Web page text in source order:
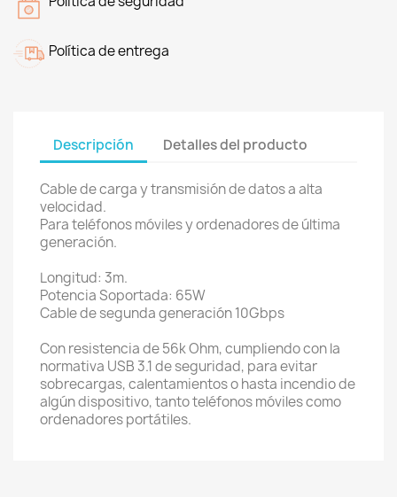
Política de entrega
Descripción Detalles del producto
Cable de carga y transmisión de datos a alta
velocidad.
Para teléfonos móviles y ordenadores de última
generación.
Longitud: 3m.
Potencia Soportada: 65W
Cable de segunda generación 10Gbps
Con resistencia de 56k Ohm, cumpliendo con la
normativa USB 3.1 de seguridad, para evitar
sobrecargas, calentamientos o hasta incendio de
algún dispositivo, tanto teléfonos móviles como
ordenadores portátiles.